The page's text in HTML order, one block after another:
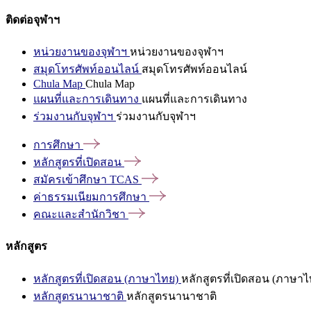
ติดต่อจุฬาฯ
หน่วยงานของจุฬาฯ หน่วยงานของจุฬาฯ
สมุดโทรศัพท์ออนไลน์ สมุดโทรศัพท์ออนไลน์
Chula Map Chula Map
แผนที่และการเดินทาง แผนที่และการเดินทาง
ร่วมงานกับจุฬาฯ ร่วมงานกับจุฬาฯ
การศึกษา
หลักสูตรที่เปิดสอน
สมัครเข้าศึกษา TCAS
ค่าธรรมเนียมการศึกษา
คณะและสำนักวิชา
หลักสูตร
หลักสูตรที่เปิดสอน (ภาษาไทย) หลักสูตรที่เปิดสอน (ภาษาไ
หลักสูตรนานาชาติ หลักสูตรนานาชาติ